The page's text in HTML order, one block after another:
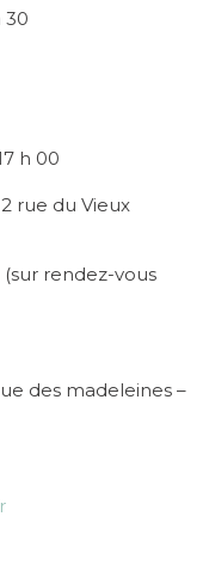
30
h 00
rue du Vieux
(sur rendez-vous
des madeleines –